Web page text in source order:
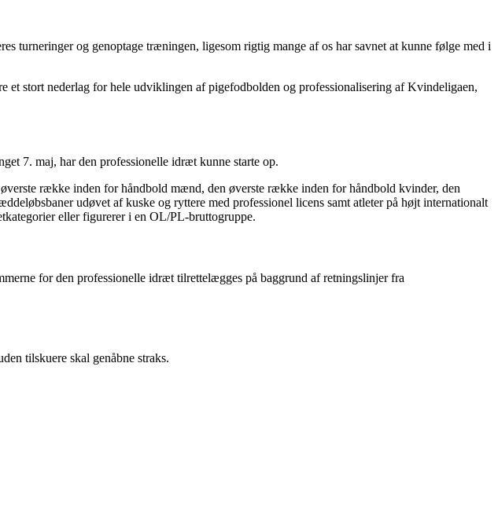
turneringer og genoptage træningen, ligesom rigtig mange af os har savnet at kunne følge med i
stort nederlag for hele udviklingen af pigefodbolden og professionalisering af Kvindeligaen,
7. maj, har den professionelle idræt kunne starte op.
række inden for håndbold mænd, den øverste række inden for håndbold kvinder, den
udøvet af kuske og ryttere med professionel licens samt atleter på højt internationalt
eller figurerer i en OL/PL-bruttogruppe.
for den professionelle idræt tilrettelægges på baggrund af retningslinjer fra
tilskuere skal genåbne straks.